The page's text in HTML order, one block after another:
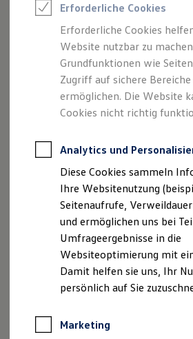
Elektroauto Leasing
Kleinwagen-Leasing
Leasing ohne
Finanzierung
Autokredit mit
Versicherungen und
Kfz-Versicherung
Garantien
Professional Class bei
Behörden
Direktkunden
Sonderfahrzeuge
Anpfiff zum Gewinn
Elektromobilität
Elektroautos
ID. Tutorials
Elektrofahrzeugkonzepte
ID. EVERY1
Reichweite
Rekuperation
Nutzungsbedingungen
Datenschutzerklärungen
Cookie-
Lizenzhinweise Dritter
Angaben zum Digital Services Act (DSA)
Produktsicherheitsinformationen
Disclaimer von Volkswagen AG
Erforderliche Cookies
Erforderliche Cookies
Website nutzbar zu
Grundfunktionen wie
Zugriff auf sichere
ermöglichen. Die Website
Cookies nicht richtig
Analytics und
Diese Cookies sammeln
Ihre Websitenutzung
Seitenaufrufe,
und ermöglichen uns bei
Umfrageergebnisse in die
Websiteoptimierung mit
Damit helfen sie uns, Ihr
persönlich auf Sie
Marketing